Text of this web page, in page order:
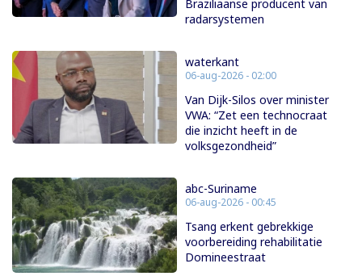
Braziliaanse producent van
radarsystemen
waterkant
06-aug-2026 - 02:00
Van Dijk-Silos over minister
VWA: “Zet een technocraat
die inzicht heeft in de
volksgezondheid”
abc-Suriname
06-aug-2026 - 00:45
Tsang erkent gebrekkige
voorbereiding rehabilitatie
Domineestraat